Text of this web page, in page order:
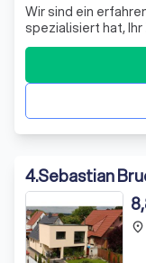
Wir sind ein
spezialisiert hat,
Vorstellungen zu
sich sowohl auf
Ziel ist es, Ihnen
4.Sebastian
place